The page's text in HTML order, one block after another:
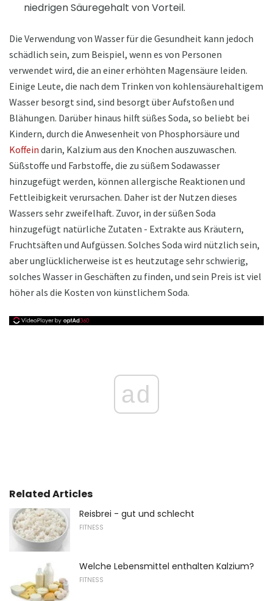
niedrigen Säuregehalt von Vorteil.
Die Verwendung von Wasser für die Gesundheit kann jedoch
schädlich sein, zum Beispiel, wenn es von Personen
verwendet wird, die an einer erhöhten Magensäure leiden.
Einige Leute, die nach dem Trinken von kohlensäurehaltigem
Wasser besorgt sind, sind besorgt über Aufstoßen und
Blähungen. Darüber hinaus hilft süßes Soda, so beliebt bei
Kindern, durch die Anwesenheit von Phosphorsäure und
Koffein darin, Kalzium aus den Knochen auszuwaschen.
Süßstoffe und Farbstoffe, die zu süßem Sodawasser
hinzugefügt werden, können allergische Reaktionen und
Fettleibigkeit verursachen. Daher ist der Nutzen dieses
Wassers sehr zweifelhaft. Zuvor, in der süßen Soda
hinzugefügt natürliche Zutaten - Extrakte aus Kräutern,
Fruchtsäften und Aufgüssen. Solches Soda wird nützlich sein,
aber unglücklicherweise ist es heutzutage sehr schwierig,
solches Wasser in Geschäften zu finden, und sein Preis ist viel
höher als die Kosten von künstlichem Soda.
ad
Related Articles
Reisbrei - gut und schlecht
FITNESS
Welche Lebensmittel enthalten Kalzium?
FITNESS